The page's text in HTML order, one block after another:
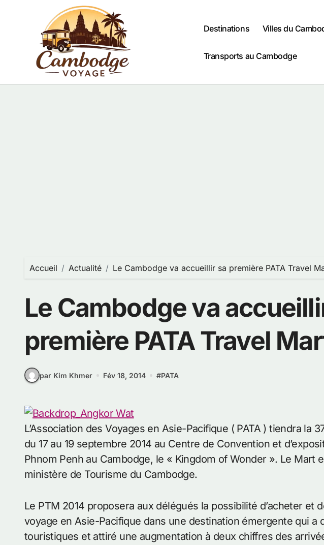
Destinations Villes du
Transports au Cambodge
Accueil Actualité Le Cambodge va accueillir sa première PATA Travel
Le Cambodge va
première PATA Travel
par Kim Khmer Fév 18, 2014 #PATA
L’Association des Voyages en Asie-Pacifique ( PATA ) tiendra la
du 17 au 19 septembre 2014 au Centre de Convention et
Phnom Penh au Cambodge, le « Kingdom of Wonder ». Le Mart
ministère de Tourisme du Cambodge.
Le PTM 2014 proposera aux délégués la possibilité d’acheter et
voyage en Asie-Pacifique dans une destination émergente qui a
touristiques et attiré une augmentation à deux chiffres des